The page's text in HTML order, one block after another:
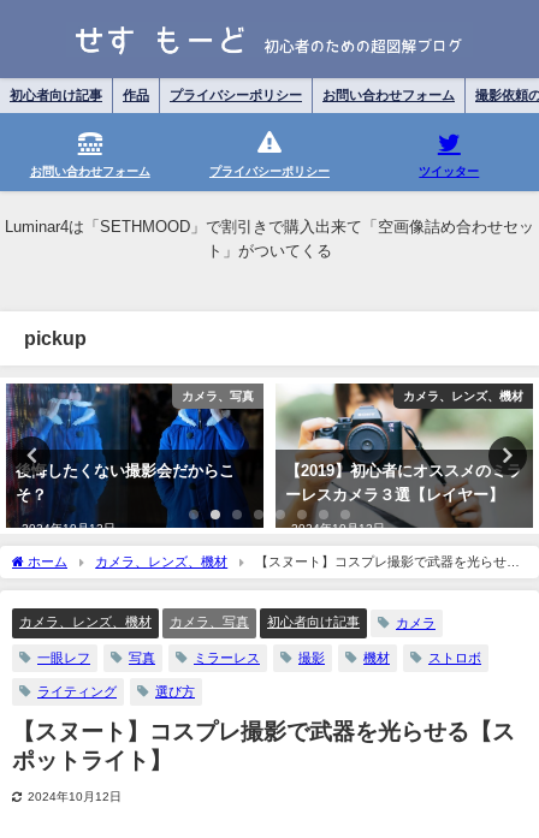
初心者向け記事 作品 プライバシーポリシー お問い合わせフォーム 撮影依頼
お問い合わせフォーム プライバシーポリシー ツイッター
Luminar4は「SETHMOOD」で割引きで購入出来て「空画像詰め合わせセッ
ト」がついてくる
pickup
カメラ、レンズ、機材
【2019】初心者にオススメのミラ
ーレスカメラ３選【レイヤー】
2024年10月12日
カメラ、写真
大型コスプレ撮影会の話。撮影会
の流れはこうすると楽。
2024年10月12日
ホーム カメラ、レンズ、機材
【スヌート】コスプレ撮影で武器を光らせる
【スポットライト】
カメラ、レンズ、機材 カメラ、写真 初心者向け記事 カメラ
一眼レフ 写真 ミラーレス 撮影 機材 ストロボ
ライティング 選び方
【スヌート】コスプレ撮影で武器を光らせる【ス
ポットライト】
2024年10月12日